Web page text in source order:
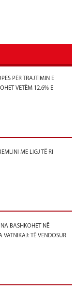
PËR TRAJTIMIN E
VETËM 12.6% E
ME LIGJ TË RI
BASHKOHET NË
VATNIKAJ: TË VENDOSUR